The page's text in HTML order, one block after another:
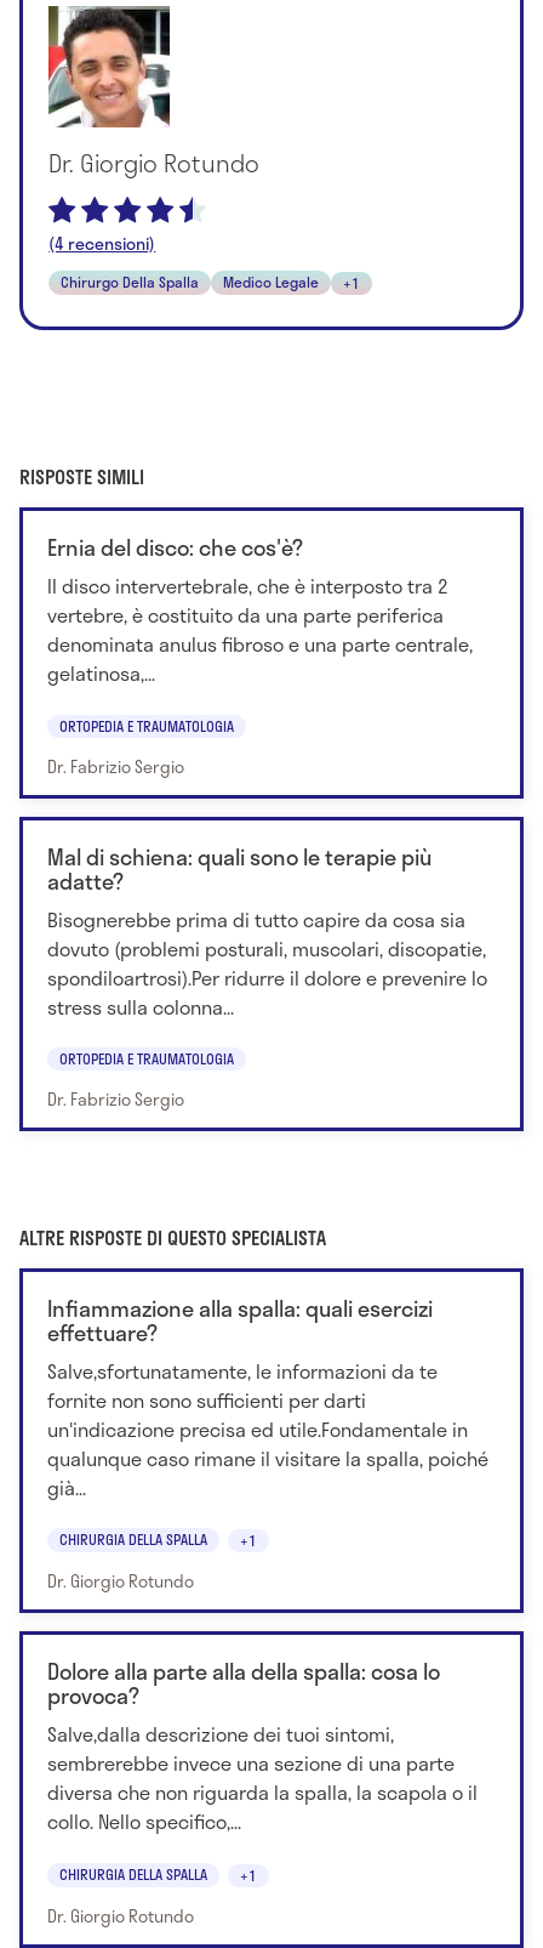
Dr. Giorgio Rotundo
(4 recensioni)
Chirurgo Della Spalla Medico Legale +1
RISPOSTE SIMILI
Ernia del disco: che cos'è?
Il disco intervertebrale, che è interposto tra 2
vertebre, è costituito da una parte periferica
denominata anulus fibroso e una parte centrale,
gelatinosa,...
ORTOPEDIA E TRAUMATOLOGIA
Dr. Fabrizio Sergio
Mal di schiena: quali sono le terapie più
adatte?
Bisognerebbe prima di tutto capire da cosa sia
dovuto (problemi posturali, muscolari, discopatie,
spondiloartrosi).Per ridurre il dolore e prevenire lo
stress sulla colonna...
ORTOPEDIA E TRAUMATOLOGIA
Dr. Fabrizio Sergio
ALTRE RISPOSTE DI QUESTO SPECIALISTA
Infiammazione alla spalla: quali esercizi
effettuare?
Salve,sfortunatamente, le informazioni da te
fornite non sono sufficienti per darti
un'indicazione precisa ed utile.Fondamentale in
qualunque caso rimane il visitare la spalla, poiché
già...
CHIRURGIA DELLA SPALLA +1
Dr. Giorgio Rotundo
Dolore alla parte alla della spalla: cosa lo
provoca?
Salve,dalla descrizione dei tuoi sintomi,
sembrerebbe invece una sezione di una parte
diversa che non riguarda la spalla, la scapola o il
collo. Nello specifico,...
CHIRURGIA DELLA SPALLA +1
Dr. Giorgio Rotundo